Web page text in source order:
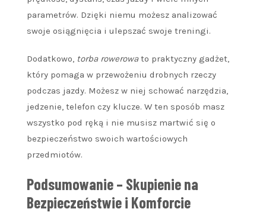
parametrów. Dzięki niemu możesz analizować
swoje osiągnięcia i ulepszać swoje treningi.
Dodatkowo, torba rowerowato praktyczny gadżet,
który pomaga w przewożeniu drobnych rzeczy
podczas jazdy. Możesz w niej schować narzędzia,
jedzenie, telefon czy klucze. W ten sposób masz
wszystko pod ręką i nie musisz martwić się o
bezpieczeństwo swoich wartościowych
przedmiotów.
Podsumowanie – Skupienie na
Bezpieczeństwie i Komforcie